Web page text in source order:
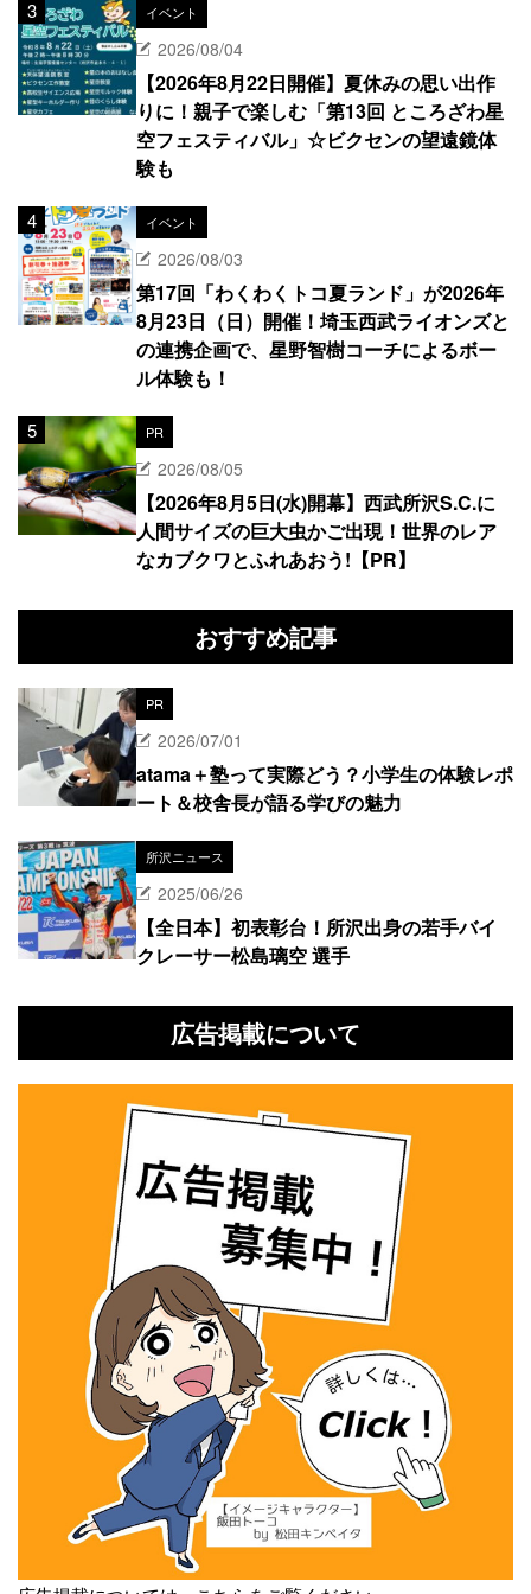
イベント
2026/08/04
【2026年8月22日開催】夏休みの思い出作
りに！親子で楽しむ「第13回 ところざわ星
空フェスティバル」☆ビクセンの望遠鏡体
験も
イベント
2026/08/03
第17回「わくわくトコ夏ランド」が2026年
8月23日（日）開催！埼玉西武ライオンズと
の連携企画で、星野智樹コーチによるボー
ル体験も！
PR
2026/08/05
【2026年8月5日(水)開幕】西武所沢S.C.に
人間サイズの巨大虫かご出現！世界のレア
なカブクワとふれあおう!【PR】
おすすめ記事
PR
2026/07/01
atama＋塾って実際どう？小学生の体験レポ
ート＆校舎長が語る学びの魅力
所沢ニュース
2025/06/26
【全日本】初表彰台！所沢出身の若手バイ
クレーサー松島璃空 選手
広告掲載について